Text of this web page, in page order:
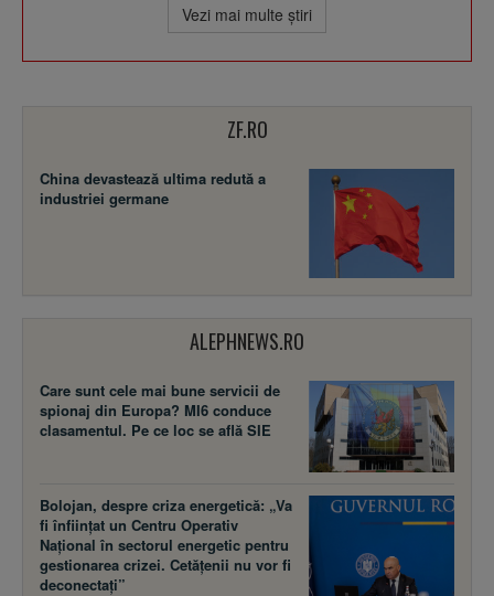
Vezi mai multe ştiri
ZF.RO
China devastează ultima redută a
industriei germane
ALEPHNEWS.RO
Care sunt cele mai bune servicii de
spionaj din Europa? MI6 conduce
clasamentul. Pe ce loc se află SIE
Bolojan, despre criza energetică: „Va
fi înființat un Centru Operativ
Național în sectorul energetic pentru
gestionarea crizei. Cetățenii nu vor fi
deconectați”